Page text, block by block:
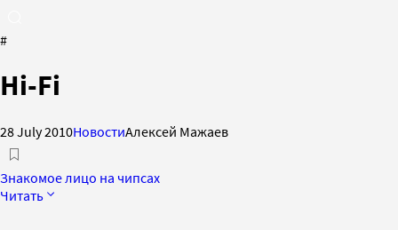
#
Hi-Fi
28 July 2010НовостиАлексей Мажаев
Знакомое лицо на чипсах
Читать